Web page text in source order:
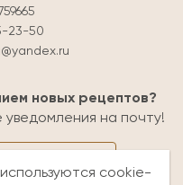
23-50
новых рецептов?
уведомления на почту!
cookie-